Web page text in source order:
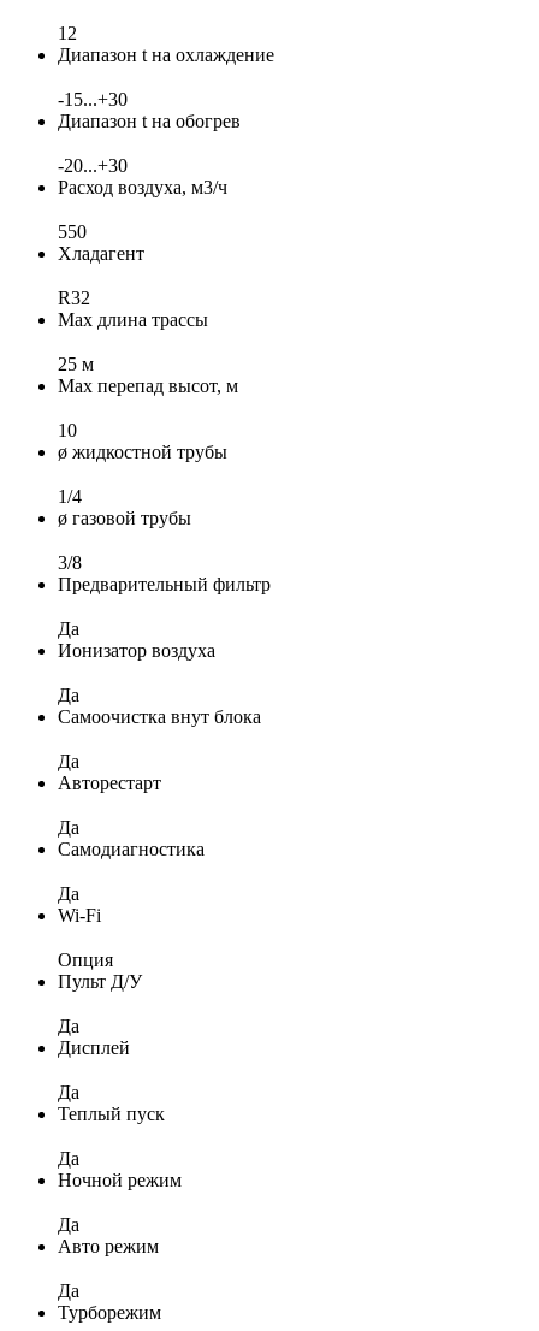
12
Диапазон t на охлаждение
-15...+30
Диапазон t на обогрев
-20...+30
Расход воздуха, м3/ч
550
Хладагент
R32
Max длина трассы
25 м
Max перепад высот, м
10
ø жидкостной трубы
1/4
ø газовой трубы
3/8
Предварительный фильтр
Да
Ионизатор воздуха
Да
Самоочистка внут блока
Да
Авторестарт
Да
Самодиагностика
Да
Wi-Fi
Опция
Пульт Д/У
Да
Дисплей
Да
Теплый пуск
Да
Ночной режим
Да
Авто режим
Да
Турборежим